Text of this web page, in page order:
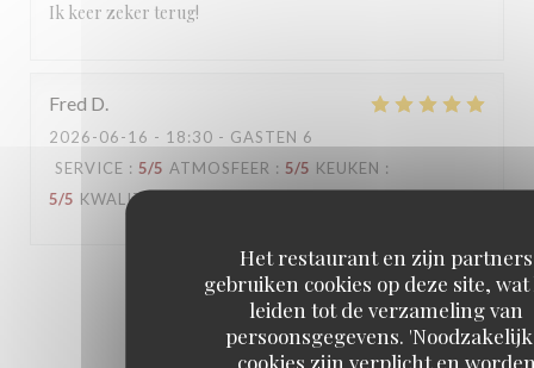
Het restaurant en zijn partners
gebruiken cookies op deze site,
leiden tot de verzameling van
persoonsgegevens.
cookies zijn verplicht en
Ik keer zeker terug!
Fred D
2026-06-16 - 18:30 - GASTEN 6
SERVICE : 5/5 ATMOSFEER : 5/5 KEUKEN :
5/5 KWALITEIT / PRIJS
1 2 3